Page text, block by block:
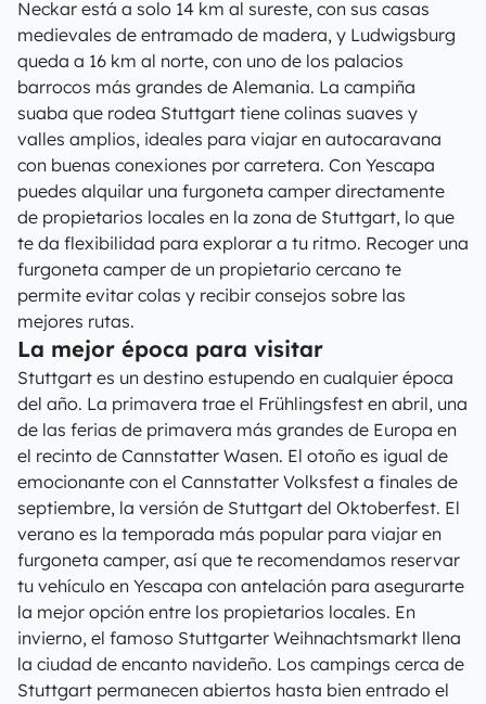
Neckar está a solo 14 km al sureste, con sus casas
medievales de entramado de madera, y Ludwigsburg
queda a 16 km al norte, con uno de los palacios
barrocos más grandes de Alemania. La campiña
suaba que rodea Stuttgart tiene colinas suaves y
valles amplios, ideales para viajar en autocaravana
con buenas conexiones por carretera. Con Yescapa
puedes alquilar una furgoneta camper directamente
de propietarios locales en la zona de Stuttgart, lo que
te da flexibilidad para explorar a tu ritmo. Recoger una
furgoneta camper de un propietario cercano te
permite evitar colas y recibir consejos sobre las
mejores rutas.
La mejor época para visitar
Stuttgart es un destino estupendo en cualquier época
del año. La primavera trae el Frühlingsfest en abril, una
de las ferias de primavera más grandes de Europa en
el recinto de Cannstatter Wasen. El otoño es igual de
emocionante con el Cannstatter Volksfest a finales de
septiembre, la versión de Stuttgart del Oktoberfest. El
verano es la temporada más popular para viajar en
furgoneta camper, así que te recomendamos reservar
tu vehículo en Yescapa con antelación para asegurarte
la mejor opción entre los propietarios locales. En
invierno, el famoso Stuttgarter Weihnachtsmarkt llena
la ciudad de encanto navideño. Los campings cerca de
Stuttgart permanecen abiertos hasta bien entrado el